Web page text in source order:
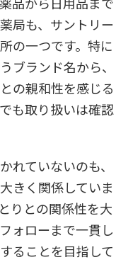
局も、サントリー
の一つです。特に
ブランド名から、
の親和性を感じる
も取り扱いは確認
れていないのも、
きく関係していま
りとの関係性を大
ォローまで一貫し
ることを目指して